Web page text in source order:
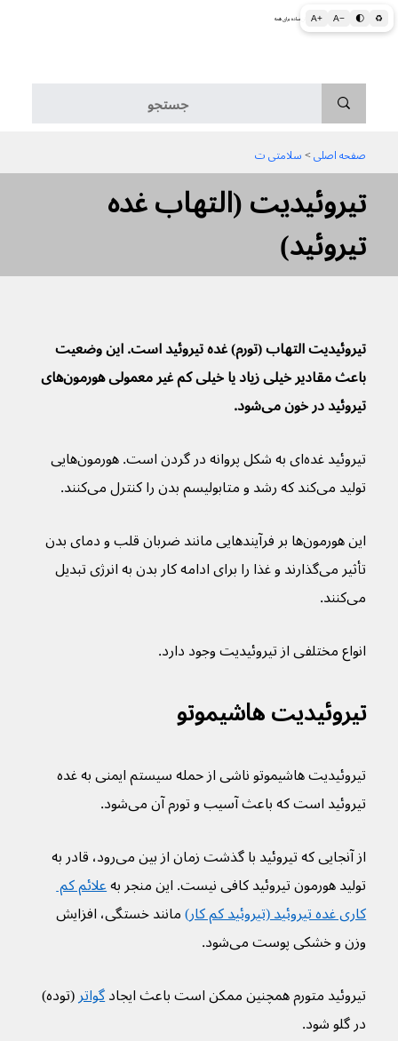
A+ A− 🌓 ♻ اطلاعات پزشکی و بهداشتی به زبان ساده برای همه
تیروئیدیت (التهاب غده
تیروئید)
صفحه اصلی > سلامتی ت
تیروئیدیت التهاب (تورم) غده تیروئید است. این وضعیت
باعث مقادیر خیلی زیاد یا خیلی کم غیر معمولی هورمون‌های
تیروئید در خون می‌شود.
تیروئید غده‌ای به شکل پروانه در گردن است. هورمون‌هایی
تولید می‌کند که رشد و متابولیسم بدن را کنترل می‌کنند.
این هورمون‌ها بر فرآیندهایی مانند ضربان قلب و دمای بدن
تأثیر می‌گذارند و غذا را برای ادامه کار بدن به انرژی تبدیل
می‌‌کنند.
انواع مختلفی از تیروئیدیت وجود دارد.
تیروئیدیت هاشیموتو
تیروئیدیت هاشیموتو ناشی از حمله سیستم ایمنی به غده
تیروئید است که باعث آسیب و تورم آن می‌شود.
از آنجایی که تیروئید با گذشت زمان از بین می‌رود، قادر به
تولید هورمون تیروئید کافی نیست. این منجر به علائم کم
کاری غده تیروئید (تیروئید کم کار) مانند خستگی، افزایش
وزن و خشکی پوست می‌شود.
تیروئید متورم همچنین ممکن است باعث ایجاد گواتر (توده)
در گلو شود.